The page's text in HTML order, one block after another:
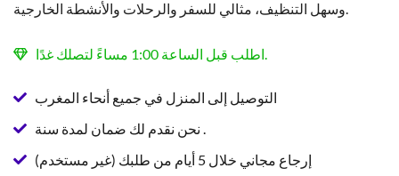
وسهل التنظيف، مثالي للسفر والرحلات والأنشطة الخارجية.
اطلب قبل الساعة 1:00 مساءً لتصلك غدًا.
التوصيل إلى المنزل في جميع أنحاء المغرب
نحن نقدم لك ضمان لمدة سنة .
إرجاع مجاني خلال 5 أيام من طلبك (غير مستخدم)